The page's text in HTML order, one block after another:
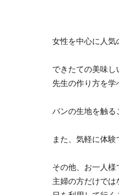
女性を中心に人気
できたての美味し
先生の作り方を学
パンの生地を触る
また、気軽に体
その他、お一人様
主婦の方だけで